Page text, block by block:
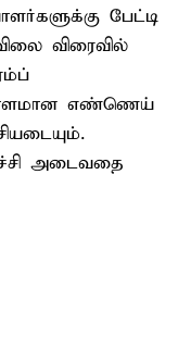
பேட்டி
விரைவில்
எண்ணெய்
அடைவதை